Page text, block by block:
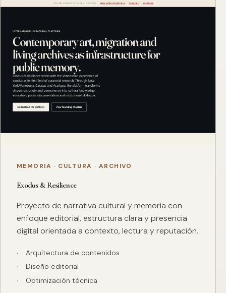
MEMORIA · CULTURA · ARCHIVO
Exodus & Resilience
Proyecto de narrativa cultural y memoria con
enfoque editorial, estructura clara y presencia
digital orientada a contexto, lectura y reputación.
Arquitectura de contenidos
Diseño editorial
Optimización técnica